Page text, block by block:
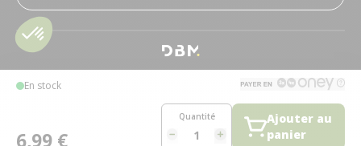
En stock
6,99 €
Quantité
Ajouter au
panier